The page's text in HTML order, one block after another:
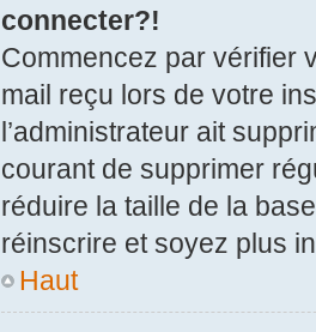
connecter?!
Commencez par vérifier
mail reçu lors de votre
l’administrateur ait
courant de supprimer
réduire la taille de la
réinscrire et soyez plus
Haut